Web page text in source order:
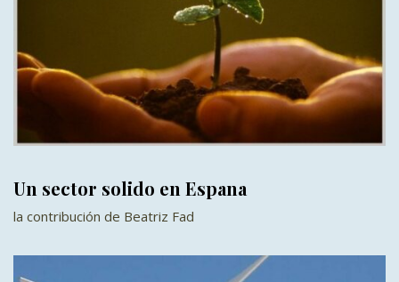
Un sector solido en Espana
la contribución de Beatriz Fad